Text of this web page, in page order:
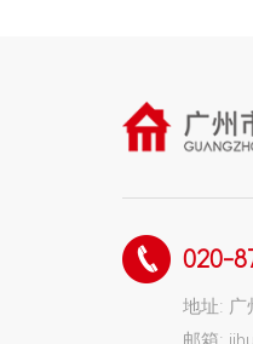
020-
地址: 广